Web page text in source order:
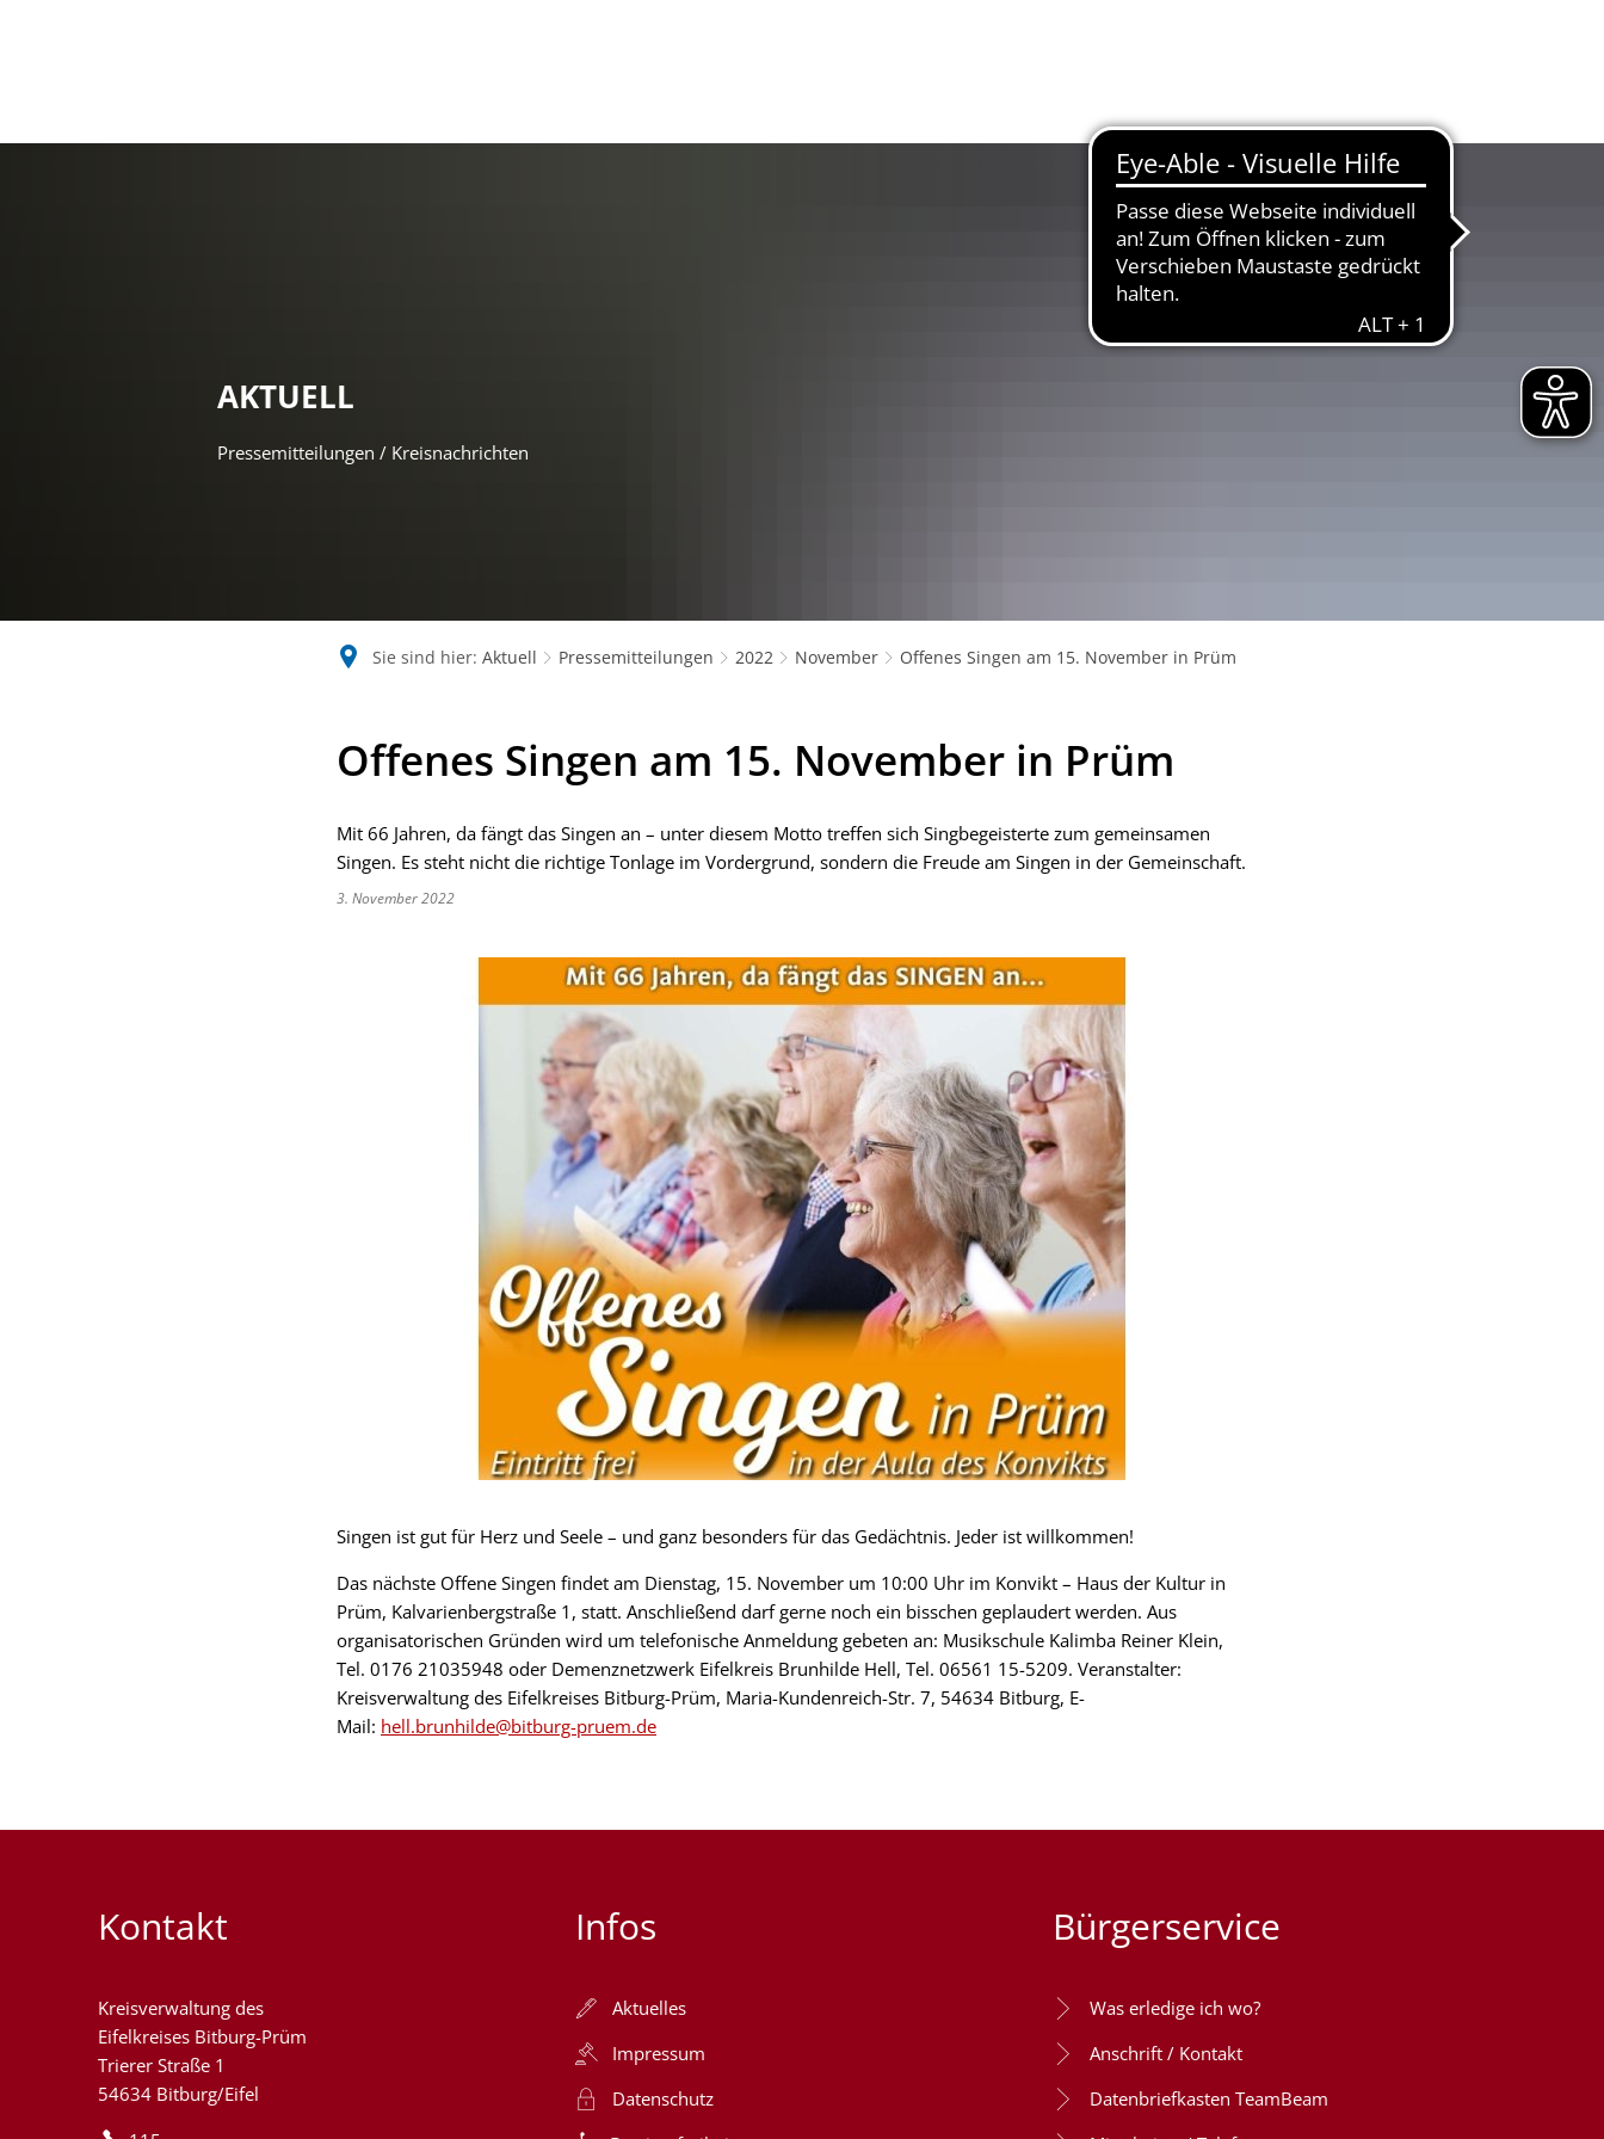
AKTUELL
Pressemitteilungen / Kreisnachrichten
Sie sind hier: Aktuell Pressemitteilungen 2022 November Offenes Singen am 15. November in Prüm
Offenes Singen am 15. November in Prüm
Mit 66 Jahren, da fängt das Singen an – unter diesem Motto treffen sich Singbegeisterte zum gemeinsamen
Singen. Es steht nicht die richtige Tonlage im Vordergrund, sondern die Freude am Singen in der Gemeinschaft.
3. November 2022
Singen ist gut für Herz und Seele – und ganz besonders für das Gedächtnis. Jeder ist willkommen!
Das nächste Offene Singen findet am Dienstag, 15. November um 10:00 Uhr im Konvikt – Haus der Kultur in
Prüm, Kalvarienbergstraße 1, statt. Anschließend darf gerne noch ein bisschen geplaudert werden. Aus
organisatorischen Gründen wird um telefonische Anmeldung gebeten an: Musikschule Kalimba Reiner Klein,
Tel. 0176 21035948 oder Demenznetzwerk Eifelkreis Brunhilde Hell, Tel. 06561 15-5209. Veranstalter:
Kreisverwaltung des Eifelkreises Bitburg-Prüm, Maria-Kundenreich-Str. 7, 54634 Bitburg, E-
Mail: hell.brunhilde@bitburg-pruem.de
Kontakt
Kreisverwaltung des
Eifelkreises Bitburg-Prüm
Trierer Straße 1
54634 Bitburg/Eifel
Infos
Aktuelles
Impressum
Datenschutz
Bürgerservice
Was erledige ich wo?
Anschrift / Kontakt
Datenbriefkasten TeamBeam